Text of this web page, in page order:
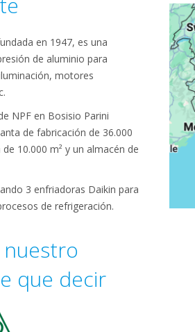
en 1947, es una
de aluminio para
motores
NPF en Bosisio Parini
de fabricación de 36.000
10.000 m² y un almacén de
3 enfriadoras Daikin para
de refrigeración.
que decir